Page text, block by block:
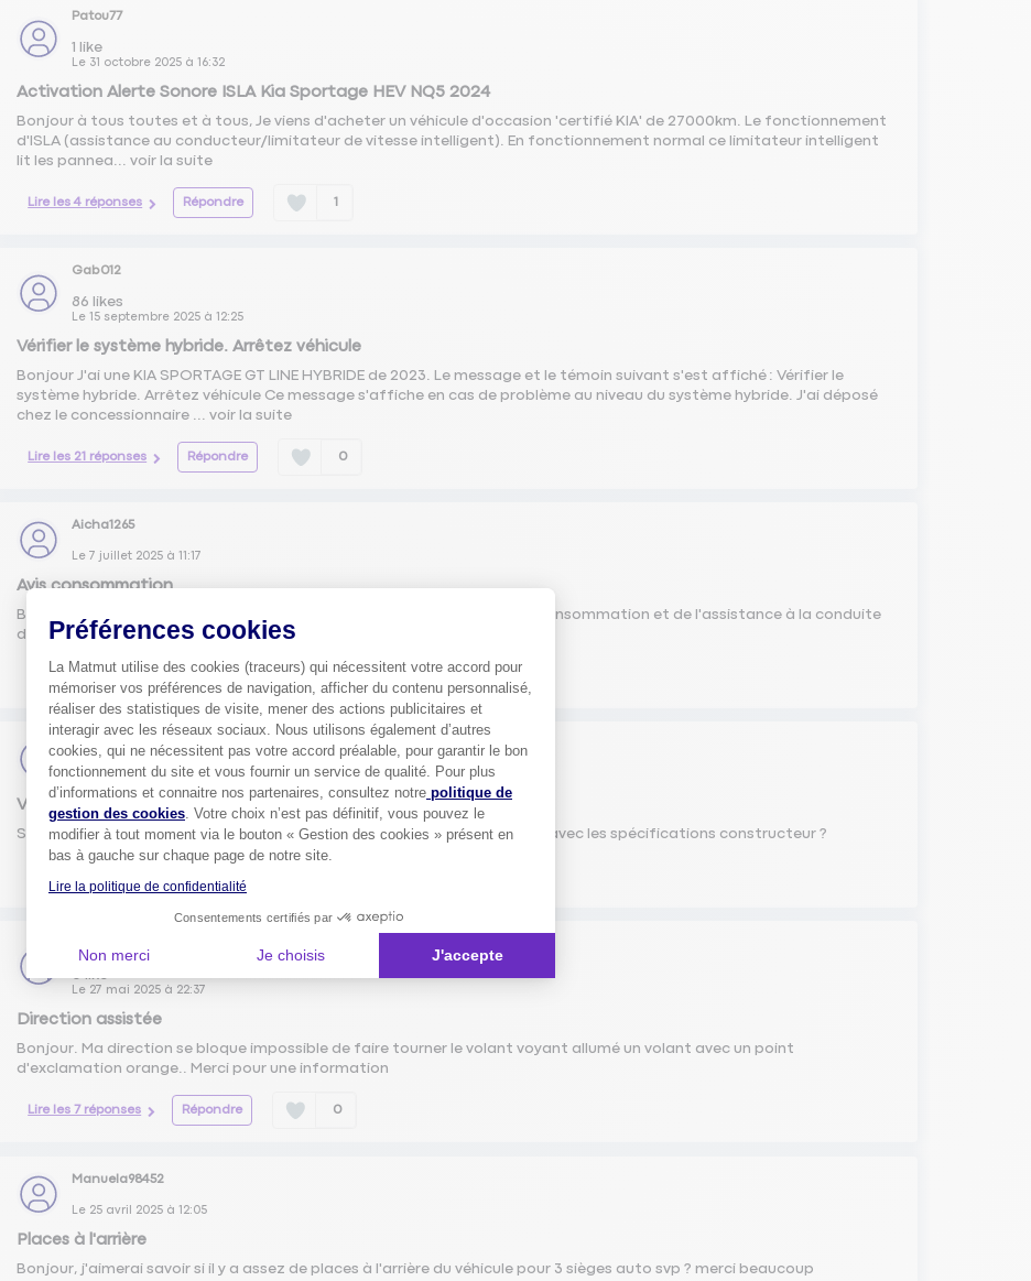
Patou77
1 like
Le 31 octobre 2025 à16:32
Activation Alerte Sonore ISLA Kia Sportage HEV NQ5 2024
Bonjour à tous toutes et à tous, Je viens d'acheter un véhicule d'occasion 'certifié KIA' de 27000km. Le fonctionnement
d'ISLA (assistance au conducteur/limitateur de vitesse intelligent). En fonctionnement normal ce limitateur intelligent
lit les pannea...voir la suite
Lire les 4 réponses Répondre 1
Gab012
86 likes
Le15 septembre 2025 à12:25
Vérifier le système hybride. Arrêtez véhicule
Bonjour J'ai une KIA SPORTAGE GT LINE HYBRIDE de 2023. Le message et le témoin suivant s'est affiché : Vérifier le
système hybride. Arrêtez véhicule Ce message s'affiche en cas de problème au niveau du système hybride. J'ai déposé
chez le concessionnaire ...voir la suite
Lire les 21 réponses Répondre 0
Aicha1265
Le7 juillet 2025 à11:17
Avis consommation
Bonjour, après plusieurs milliers de kilomètres, êtes-vous satisfait de la consommation et de l'assistance à la conduite
du Sportage V ?
Lire les 21 réponses Répondre 2
Enrick1309
Le5 juin 2025à 12:31
Véracité sur la conso
Salut, la consommation réelle de votre Sportage est-elle en adéquation avec les spécifications constructeur ?
0like
Le 27 mai 2025 à 22:37
Direction assistée
Bonjour. Ma direction se bloque impossible de faire tourner le volant voyant allumé un volant avec un point
d'exclamation orange.. Merci pour une information
Lire les 7 réponses Répondre 0
Manuela98452
Le 25 avril 2025 à12:05
Places à l'arrière
Bonjour, j'aimerai savoir si il y a assez de places à l'arrière du véhicule pour 3 sièges auto svp ? merci beaucoup
Préférences cookies
La Matmut utilise des cookies (traceurs) qui nécessitent votre accord pour
mémoriser vos préférences de navigation, afficher du contenu personnalisé,
réaliser des statistiques de visite, mener des actions publicitaires et
interagir avec les réseaux sociaux. Nous utilisons également d’autres
cookies, qui ne nécessitent pas votre accord préalable, pour garantir le bon
fonctionnement du site et vous fournir un service de qualité. Pour plus
d’informations et connaitre nos partenaires, consultez notre politique de
gestion des cookies. Votre choix n’est pas définitif, vous pouvez le
modifier à tout moment via le bouton « Gestion des cookies » présent en
bas à gauche sur chaque page de notre site.
Lire la politique de confidentialité
Consentements certifiés par
Non merci Je choisis J'accepte
Axeptio consent